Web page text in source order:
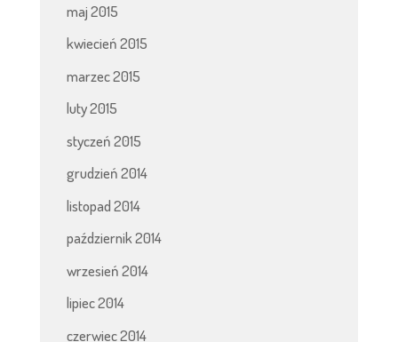
maj 2015
kwiecień 2015
marzec 2015
luty 2015
styczeń 2015
grudzień 2014
listopad 2014
październik 2014
wrzesień 2014
lipiec 2014
czerwiec 2014